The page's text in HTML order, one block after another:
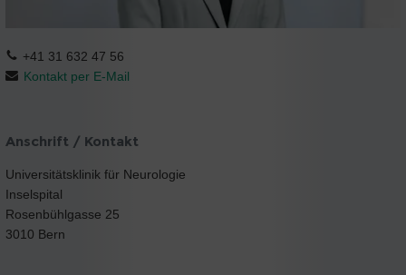
+41 31 632 47 56
Kontakt per E-Mail
Anschrift / Kontakt
Universitätsklinik für Neurologie
Inselspital
Rosenbühlgasse 25
3010 Bern